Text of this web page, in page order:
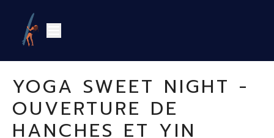
YOGA SWEET NIGHT -
OUVERTURE DE
HANCHES ET YIN